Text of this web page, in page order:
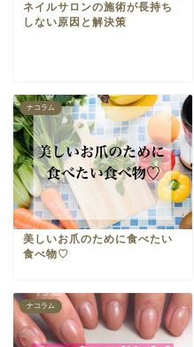
ネイルサロンの施術が長持ち
しない原因と解決策
ナコラム
美しいお爪のために食べたい
食べ物♡
ナコラム